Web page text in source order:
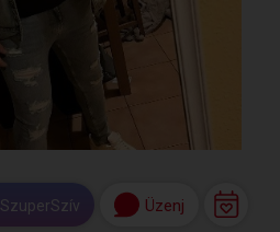
SzuperSzív Üzenj